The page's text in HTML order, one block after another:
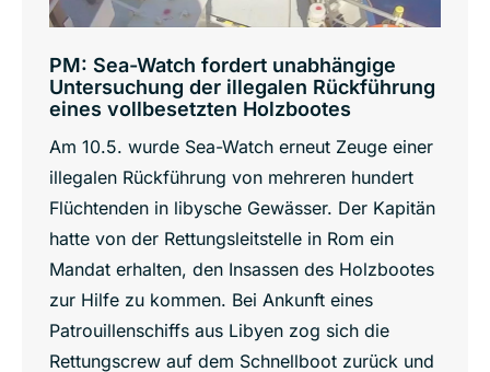
PM: Sea-Watch fordert unabhängige
Untersuchung der illegalen Rückführung
eines vollbesetzten Holzbootes
Am 10.5. wurde Sea-Watch erneut Zeuge einer
illegalen Rückführung von mehreren hundert
Flüchtenden in libysche Gewässer. Der Kapitän
hatte von der Rettungsleitstelle in Rom ein
Mandat erhalten, den Insassen des Holzbootes
zur Hilfe zu kommen. Bei Ankunft eines
Patrouillenschiffs aus Libyen zog sich die
Rettungscrew auf dem Schnellboot zurück und